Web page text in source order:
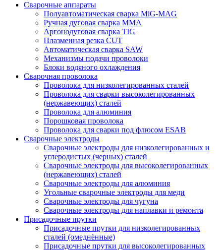
Сварочные аппараты
Полуавтоматическая сварка MiG-MAG
Ручная дуговая сварка MMA
Аргонодуговая сварка TIG
Плазменная резка CUT
Автоматическая сварка SAW
Механизмы подачи проволоки
Блоки водяного охлаждения
Сварочная проволока
Проволока для низколегированных сталей
Проволока для сварки высоколегированных
(нержавеющих) сталей
Проволока для алюминия
Порошковая проволока
Проволока для сварки под флюсом ESAB
Сварочные электроды
Сварочные электроды для низколегированных и
углеродистых (черных) сталей
Сварочные электроды для высоколегированных
(нержавеющих) сталей
Сварочные электроды для алюминия
Угольные сварочные электроды для меди
Сварочные электроды для чугуна
Сварочные электроды для наплавки и ремонта
Присадочные прутки
Присадочные прутки для низколегированных
сталей (омеднённые)
Присадочные прутки для высоколегированных